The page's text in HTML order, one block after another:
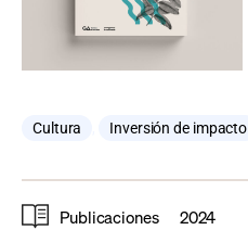
Cultura Inversión de impacto
Publicaciones 2024